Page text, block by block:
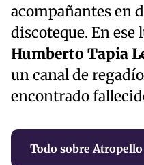
acompañantes en
discoteque. En ese
Humberto Tapia
un canal de
encontrado
Todo sobre